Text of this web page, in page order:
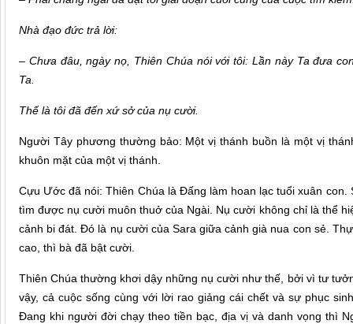
Nhà đạo đức trả lời:
– Chưa đâu, ngày nọ, Thiên Chúa nói với tôi: Lần này Ta đưa
Ta.
Thế là tôi đã đến xứ sở của nụ cười.
Người Tây phương thường bảo: Một vị thánh buồn là một vị
khuôn mặt của một vị thánh.
Cựu Ước đã nói: Thiên Chúa là Đấng làm hoan lạc tuổi xuân
tìm được nụ cười muôn thuở của Ngài. Nụ cười không chỉ là thể
cảnh bi đát. Đó là nụ cười của Sara giữa cảnh già nua con sẻ.
cao, thì bà đã bật cười.
Thiên Chúa thường khơi dậy những nụ cười như thế, bởi vì tư
vậy, cả cuộc sống cùng với lời rao giảng cái chết và sự phục
Đang khi người đời chạy theo tiền bạc, địa vị và danh vọng thì